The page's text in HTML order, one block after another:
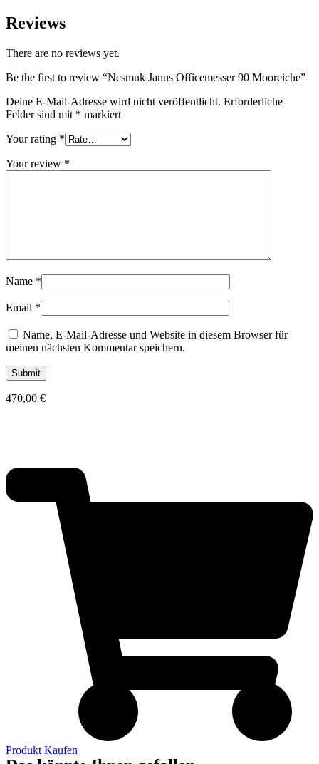
Reviews
There are no reviews yet.
Be the first to review “Nesmuk Janus Officemesser 90 Mooreiche”
Deine E-Mail-Adresse wird nicht veröffentlicht. Erforderliche
Felder sind mit * markiert
Your rating *
Your review *
Name *
Email *
Name, E-Mail-Adresse und Website in diesem Browser für
meinen nächsten Kommentar speichern.
470,00 €
Produkt Kaufen